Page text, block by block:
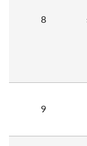
8
9